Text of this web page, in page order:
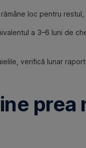
loc pentru
a 3–6 luni de
verifică lunar